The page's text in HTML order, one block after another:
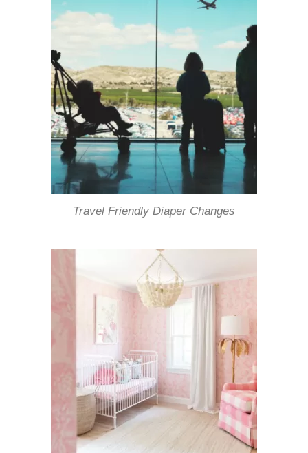
Travel Friendly Diaper Changes